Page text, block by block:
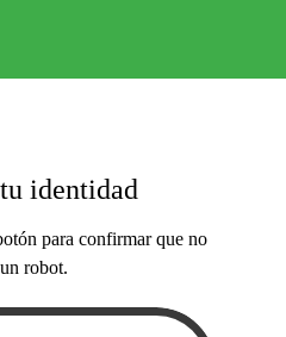
identidad
para confirmar que no
robot.